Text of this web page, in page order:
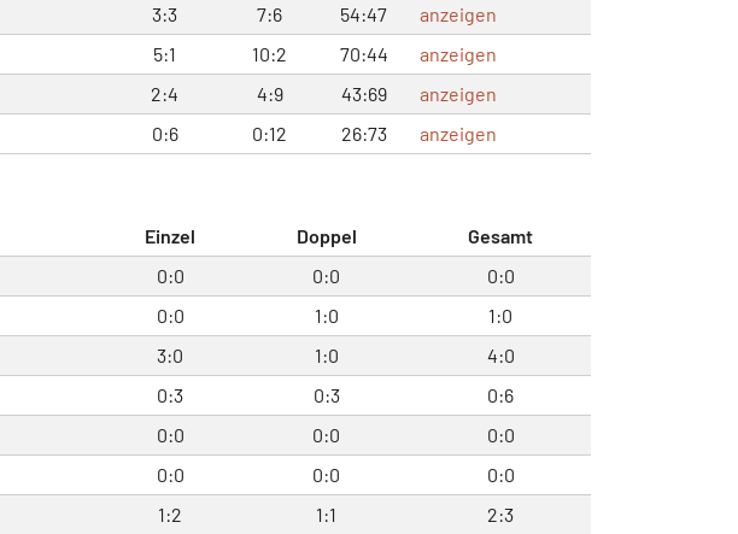
3:3 7:6 54:47
anzeigen
5:1 10:2 70:44
anzeigen
2:4 4:9 43:69
anzeigen
0:6 0:12 26:73 anzeigen
Einzel Doppel
Gesamt
0:0 0:0
0:0
0:0 1:0
1:0
3:0 1:0
4:0
0:3 0:3
0:6
0:0 0:0
0:0
0:0 0:0
0:0
1:2 1:1
2:3